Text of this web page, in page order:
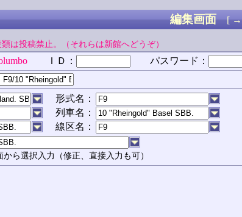
編集画面 [
は投稿禁止。（それらは新館へどうぞ）
ＩＤ：
パスワード：
形式名：
列車名：
線区名：
ら選択入力（修正、直接入力も可）